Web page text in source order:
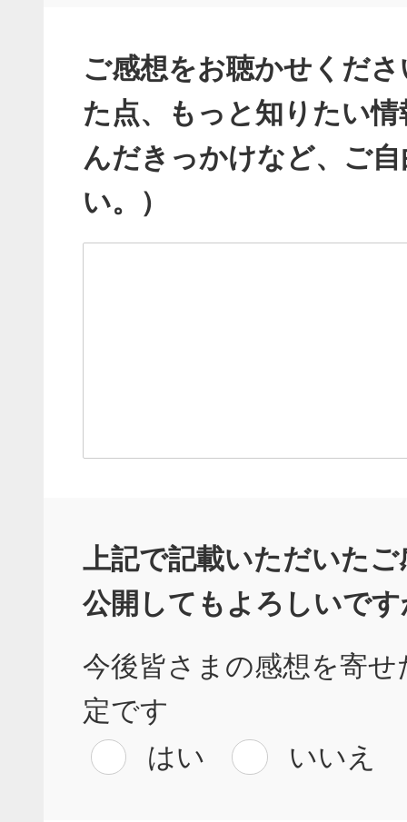
ご感想をお聴かせくだ
た点、もっと知りたい
んだきっかけなど、ご
い。）
上記で記載いただいた
公開してもよろしいで
今後皆さまの感想を寄
定です
はい
いいえ